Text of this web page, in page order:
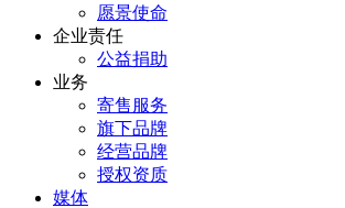
愿景使命
企业责任
公益捐助
业务
寄售服务
旗下品牌
经营品牌
授权资质
媒体